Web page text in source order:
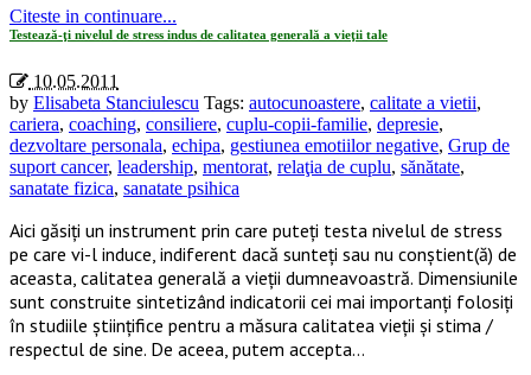
Citeste in continuare...
Testează-ţi nivelul de stress indus de calitatea generală a vieţii tale
10.05.2011
by Elisabeta Stanciulescu Tags: autocunoastere, calitate a vietii,
cariera, coaching, consiliere, cuplu-copii-familie, depresie,
dezvoltare personala, echipa, gestiunea emotiilor negative, Grup de
suport cancer, leadership, mentorat, relaţia de cuplu, sănătate,
sanatate fizica, sanatate psihica
Aici găsiţi un instrument prin care puteţi testa nivelul de stress
pe care vi-l induce, indiferent dacă sunteţi sau nu conştient(ă) de
aceasta, calitatea generală a vieţii dumneavoastră. Dimensiunile
sunt construite sintetizând indicatorii cei mai importanţi folosiţi
în studiile ştiinţifice pentru a măsura calitatea vieţii şi stima /
respectul de sine. De aceea, putem accepta…